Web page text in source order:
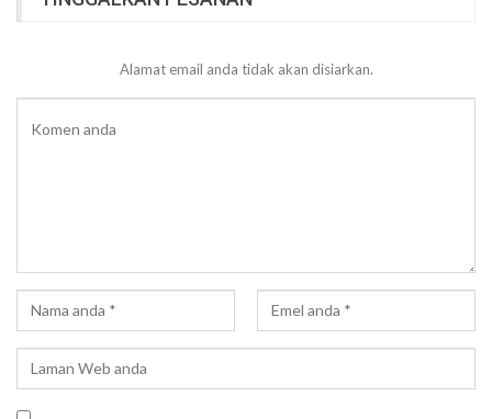
Alamat email anda tidak akan disiarkan.